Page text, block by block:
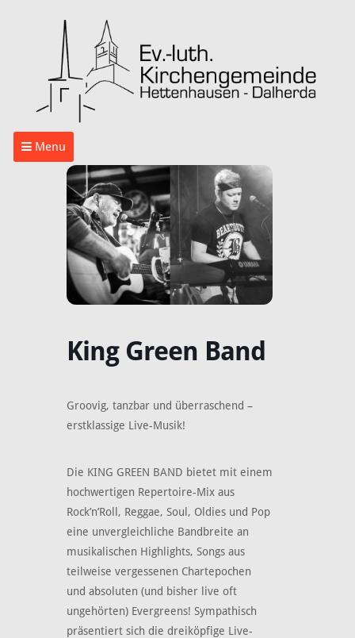
Menu
King Green Band
Groovig, tanzbar und überraschend –
erstklassige Live-Musik!
Die KING GREEN BAND bietet mit einem
hochwertigen Repertoire-Mix aus
Rock’n’Roll, Reggae, Soul, Oldies und Pop
eine unvergleichliche Bandbreite an
musikalischen Highlights, Songs aus
teilweise vergessenen Chartepochen
und absoluten (und bisher live oft
ungehörten) Evergreens! Sympathisch
präsentiert sich die dreiköpfige Live-